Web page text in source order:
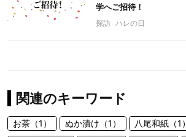
学へご招待！
探訪 ハレの日
関連のキーワード
お茶（1） ぬか漬け（1） 八尾和紙（1）